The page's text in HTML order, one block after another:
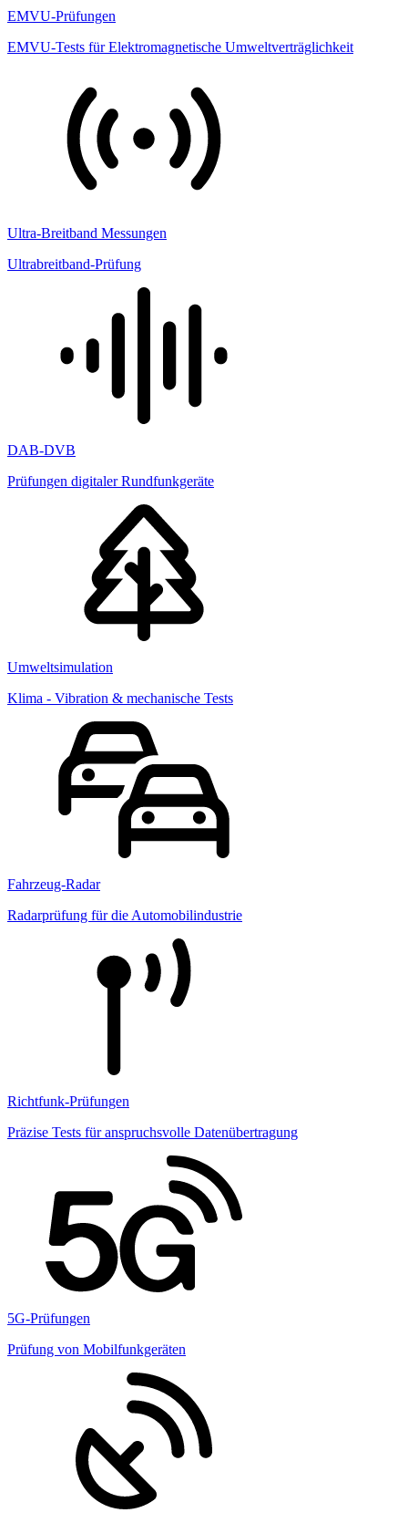
EMVU-Prüfungen
EMVU-Tests für Elektromagnetische Umweltverträglichkeit
Ultra-Breitband Messungen
Ultrabreitband-Prüfung
DAB-DVB
Prüfungen digitaler Rundfunkgeräte
Umweltsimulation
Klima - Vibration & mechanische Tests
Fahrzeug-Radar
Radarprüfung für die Automobilindustrie
Richtfunk-Prüfungen
Präzise Tests für anspruchsvolle Datenübertragung
5G-Prüfungen
Prüfung von Mobilfunkgeräten